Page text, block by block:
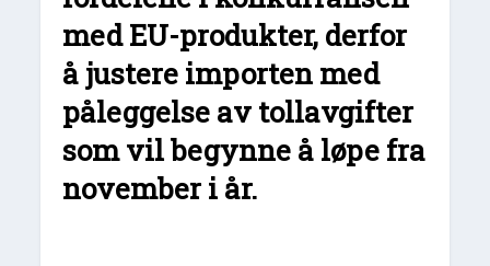
med EU-produkter, derfor
å justere importen med
påleggelse av tollavgifter
som vil begynne å løpe fra
november i år.